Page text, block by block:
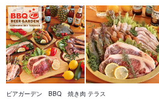
ビアガーデン BBQ 焼き肉 テラス